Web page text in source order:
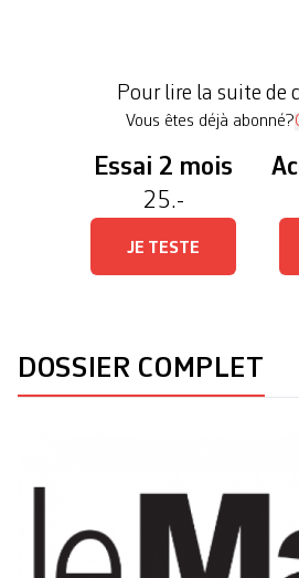
narratif, popularisé par le […]
Pour lire la suite de
Vous êtes déjà abonné?
Essai 2 mois
25.-
JE TESTE
DOSSIER COMPLET